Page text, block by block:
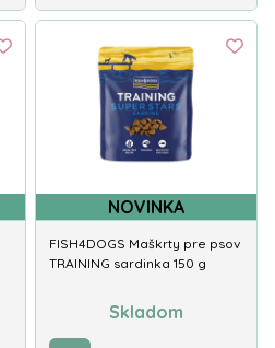
NOVINKA
FISH4DOGS Maškrty pre psov
TRAINING sardinka 150 g
Skladom